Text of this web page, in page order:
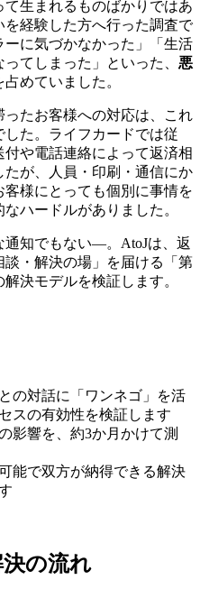
生まれるものばかりではあ
経験した方へ行った調査で
に気づかなかった」「生活
てしまった」といった、 悪
占めていました。
たお客様への対応は、これ
た。ライフカードでは従
や電話連絡によって返済相
が、人員・印刷・通信にか
様にとっても個別に事情を
ハードルがありました。
通知でもない—。AtoJは、返
・解決の場」を届ける「第
決モデルを検証します。
の対話に「ワンネゴ」を活
スの有効性を検証します
影響を、約3か月かけて測
能で双方が納得できる解決
決の流れ